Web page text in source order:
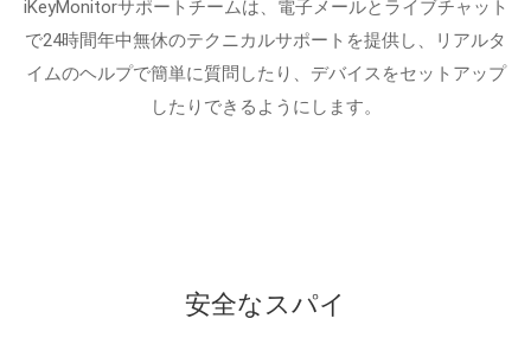
iKeyMonitorサポートチームは、電子メールとライブチャット
で24時間年中無休のテクニカルサポートを提供し、リアルタ
イムのヘルプで簡単に質問したり、デバイスをセットアップ
したりできるようにします。
安全なスパイ